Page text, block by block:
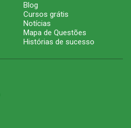
Blog
Cursos grátis
Notícias
Mapa de Questões
Histórias de sucesso